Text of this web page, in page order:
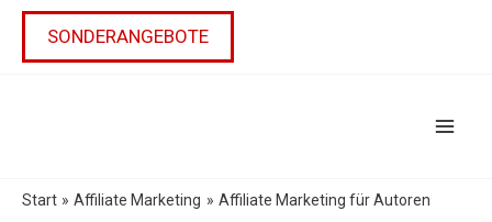
Zum
springen
SONDERANGEBOTE
Start Affiliate Marketing Affiliate Marketing für Autoren